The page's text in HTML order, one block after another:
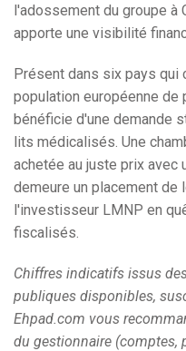
l'adossement du groupe à
apporte une visibilité
Présent dans six pays qui
population européenne de
bénéficie d'une demande
lits médicalisés. Une
achetée au juste prix avec
demeure un placement de
l'investisseur LMNP en
fiscalisés.
Chiffres indicatifs issus
publiques disponibles,
Ehpad.com vous
du gestionnaire (comptes,